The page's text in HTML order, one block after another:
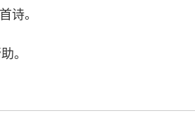
诗。
。